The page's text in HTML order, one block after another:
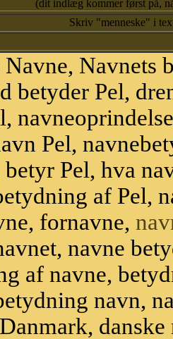
(dit indlæg kommer først på,
Skriv "menneske" i
Navnets
betyder Pel,
Pel,
betyr Pel, hva
af Pel,
fornavne,
navne
af navne,
navn,